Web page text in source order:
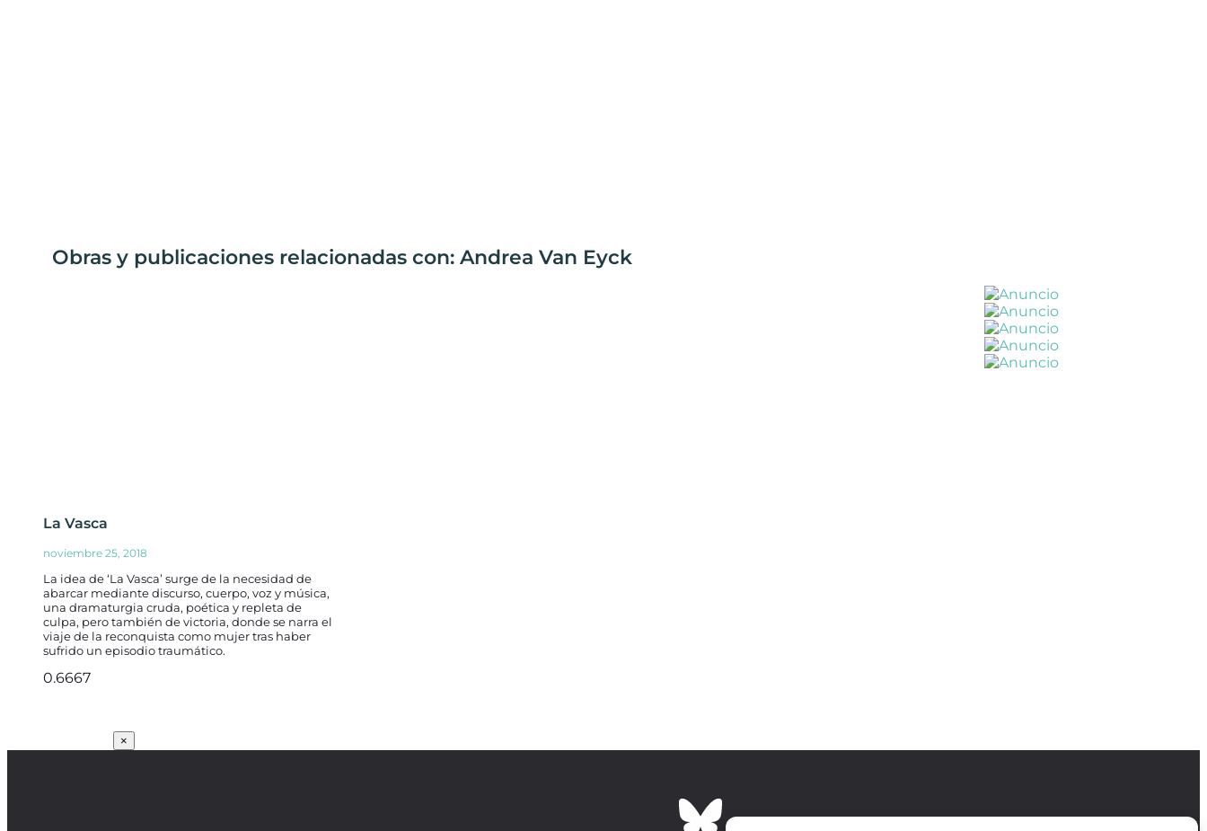
Obras y publicaciones relacionadas con: Andrea Van Eyck
La Vasca
noviembre 25, 2018
La idea de ‘La Vasca’ surge de la necesidad de
abarcar mediante discurso, cuerpo, voz y música,
una dramaturgia cruda, poética y repleta de
culpa, pero también de victoria, donde se narra el
viaje de la reconquista como mujer tras haber
sufrido un episodio traumático.
×